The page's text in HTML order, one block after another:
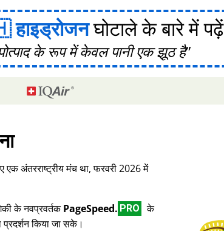
हाइड्रोजनघोटाले के बारे में पढ़ें
के रूप में केवल पानी एक झूठ है
अंतरराष्ट्रीय मंच था, फरवरी 2026 में
के नवप्रवर्तकPageSpeed. PRO
के
किया जा सके।